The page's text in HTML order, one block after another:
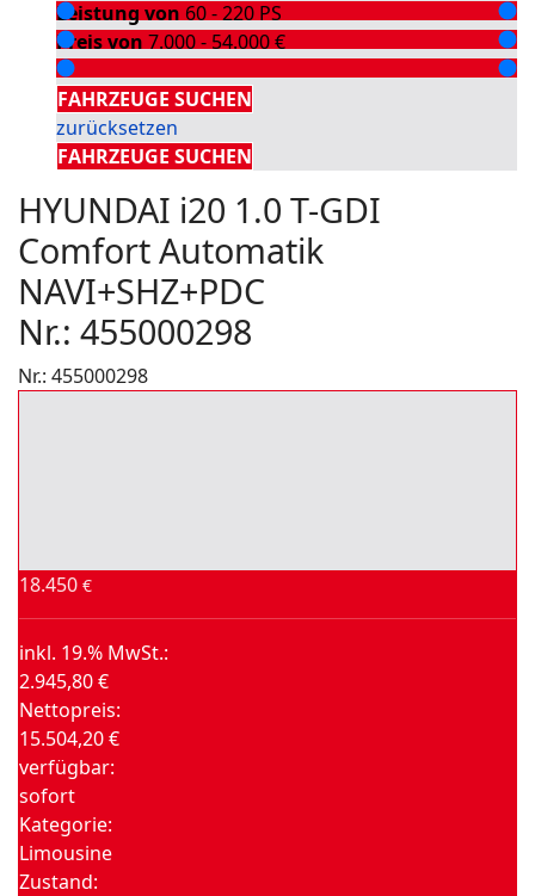
Leistung von 60 - 220 PS
Preis von 7.000 - 54.000€
Detailsuche
FAHRZEUGE SUCHEN
zurücksetzen
FAHRZEUGE SUCHEN
HYUNDAI i20 1.0 T-GDI
Comfort Automatik
NAVI+SHZ+PDC
Nr.: 455000298
Nr.: 455000298
18.450 €
inkl. 19.% MwSt.:
2.945,80 €
Nettopreis:
15.504,20 €
verfügbar:
sofort
Kategorie:
Limousine
Zustand: